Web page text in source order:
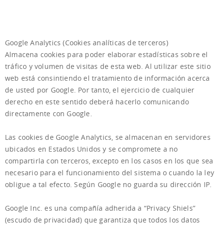
Google Analytics (Cookies analíticas de terceros)
Almacena cookies para poder elaborar estadísticas sobre el
tráfico y volumen de visitas de esta web. Al utilizar este sitio
web está consintiendo el tratamiento de información acerca
de usted por Google. Por tanto, el ejercicio de cualquier
derecho en este sentido deberá hacerlo comunicando
directamente con Google.
Las cookies de Google Analytics, se almacenan en servidores
ubicados en Estados Unidos y se compromete a no
compartirla con terceros, excepto en los casos en los que sea
necesario para el funcionamiento del sistema o cuando la ley
obligue a tal efecto. Según Google no guarda su dirección IP.
Google Inc. es una compañía adherida a “Privacy Shiels”
(escudo de privacidad) que garantiza que todos los datos